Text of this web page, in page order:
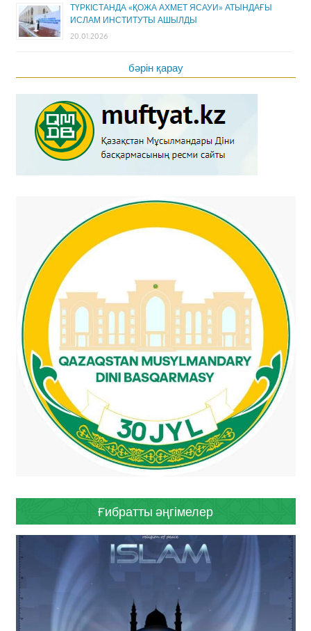
ТҮРКІСТАНДА «ҚОЖА АХМЕТ ЯСАУИ» АТЫНДАҒЫ
ИСЛАМ ИНСТИТУТЫ АШЫЛДЫ
20.01.2026
бәрін қарау
Ғибратты әңгімелер